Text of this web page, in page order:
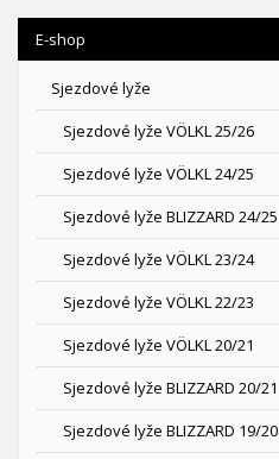
E-shop
Sjezdové lyže
Sjezdové lyže VÖLKL 25/26
Sjezdové lyže VÖLKL 24/25
Sjezdové lyže BLIZZARD 24/25
Sjezdové lyže VÖLKL 23/24
Sjezdové lyže VÖLKL 22/23
Sjezdové lyže VÖLKL 20/21
Sjezdové lyže BLIZZARD 20/21
Sjezdové lyže BLIZZARD 19/20